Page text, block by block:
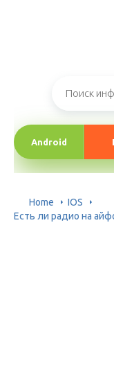
Android
Home
IOS
Есть ли радио на